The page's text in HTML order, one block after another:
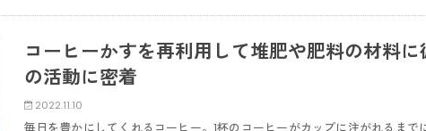
コーヒーかすを再利用して堆肥や肥料の材料
の活動に密着
2022.11.10